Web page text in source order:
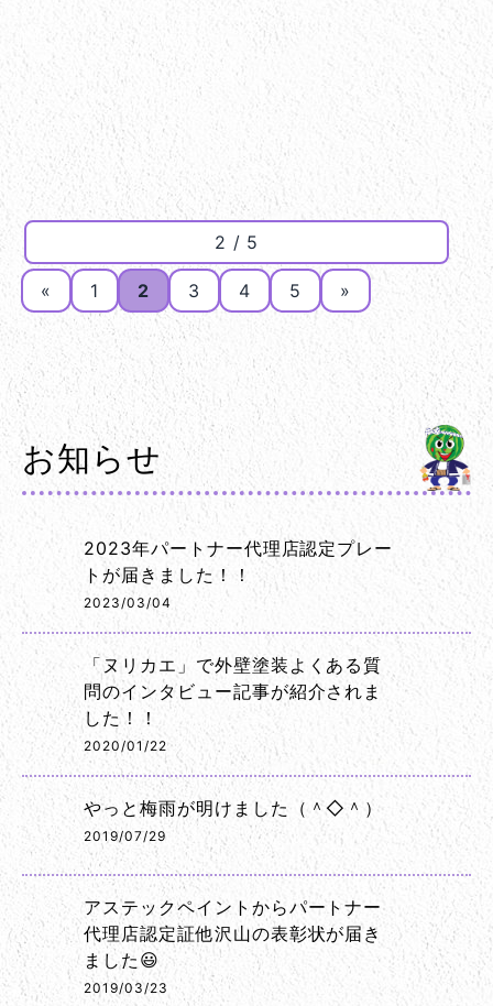
2 / 5
« 1 2 3 4 5 »
お知らせ
2023年パートナー代理店認定プレー
トが届きました！！
2023/03/04
「ヌリカエ」で外壁塗装よくある質
問のインタビュー記事が紹介されま
した！！
2020/01/22
やっと梅雨が明けました（＾◇＾）
2019/07/29
アステックペイントからパートナー
代理店認定証他沢山の表彰状が届き
ました😃
2019/03/23